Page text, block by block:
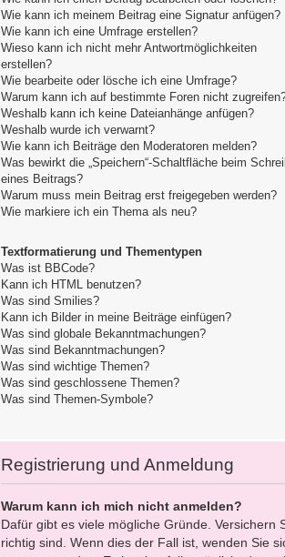
Wie kann ich meinem Beitrag eine Signatur anfügen?
Wie kann ich eine Umfrage erstellen?
Wieso kann ich nicht mehr Antwortmöglichkeiten
erstellen?
Wie bearbeite oder lösche ich eine Umfrage?
Warum kann ich auf bestimmte Foren nicht
Weshalb kann ich keine Dateianhänge anfügen?
Weshalb wurde ich verwarnt?
Wie kann ich Beiträge den Moderatoren melden?
Was bewirkt die „Speichern“-Schaltfläche beim
eines Beitrags?
Warum muss mein Beitrag erst freigegeben werden?
Wie markiere ich ein Thema als neu?
Textformatierung und Thementypen
Was ist BBCode?
Kann ich HTML benutzen?
Was sind Smilies?
Kann ich Bilder in meine Beiträge einfügen?
Was sind globale Bekanntmachungen?
Was sind Bekanntmachungen?
Was sind wichtige Themen?
Was sind geschlossene Themen?
Was sind Themen-Symbole?
Registrierung und Anmeldung
Warum kann ich mich nicht anmelden?
Dafür gibt es viele mögliche Gründe.
richtig sind. Wenn dies der Fall ist, wenden Sie